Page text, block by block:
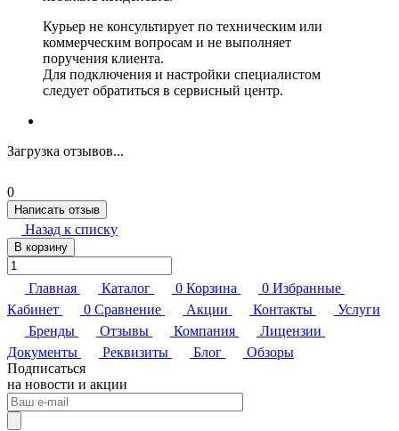
Курьер не консультирует по техническим или
коммерческим вопросам и не выполняет
поручения клиента.
Для подключения и настройки специалистом
следует обратиться в сервисный центр.
Загрузка отзывов...
0
Написать отзыв
Назад к списку
В корзину
Главная Каталог 0 Корзина 0 Избранные
Кабинет
0 Сравнение Акции Контакты
Услуги
Бренды
Отзывы Компания
Лицензии
Документы
Реквизиты Блог
Обзоры
Подписаться
на новости и акции